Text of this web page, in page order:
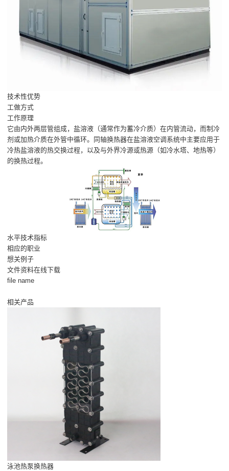
技术性优势
工做方式
工作原理
它由内外两层管组成，盐溶液（通常作为蓄冷介质）在内管流动，而制冷
剂或加热介质在外管中循环。同轴换热器在盐溶液空调系统中主要应用于
冷热盐溶液的热交换过程，以及与外界冷源或热源（如冷水塔、地热等）
的换热过程。
水平技术指标
相应的职业
想关例子
文件资料在线下载
file name
相关产品
泳池热泵换热器